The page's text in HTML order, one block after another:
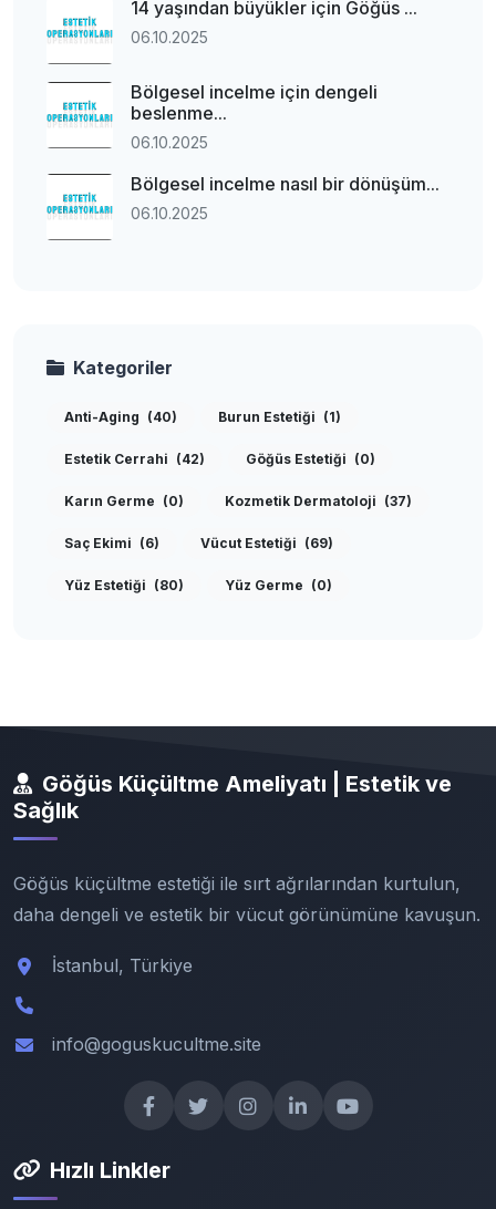
14 yaşından büyükler için Göğüs ...
06.10.2025
Bölgesel incelme için dengeli
beslenme...
06.10.2025
Bölgesel incelme nasıl bir dönüşüm...
06.10.2025
Kategoriler
Anti-Aging (40) Burun Estetiği (1)
Estetik Cerrahi (42) Göğüs Estetiği (0)
Karın Germe (0) Kozmetik Dermatoloji (37)
Saç Ekimi (6) Vücut Estetiği (69)
Yüz Estetiği (80) Yüz Germe (0)
Göğüs Küçültme Ameliyatı | Estetik ve
Sağlık
Göğüs küçültme estetiği ile sırt ağrılarından kurtulun,
daha dengeli ve estetik bir vücut görünümüne kavuşun.
İstanbul, Türkiye
info@goguskucultme.site
Hızlı Linkler